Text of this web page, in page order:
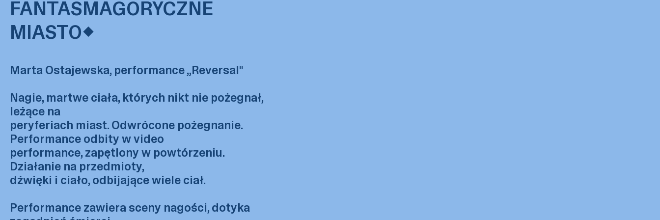
FANTASMAGORYCZNE
MIASTO
Marta Ostajewska, performance „Reversal"
Nagie, martwe ciała, których nikt nie pożegnał,
leżące na
peryferiach miast. Odwrócone pożegnanie.
Performance odbity w video
performance, zapętlony w powtórzeniu.
Działanie na przedmioty,
dźwięki i ciało, odbijające wiele ciał.
Performance zawiera sceny nagości, dotyka